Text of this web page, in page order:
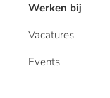
Werken bij
Vacatures
Events